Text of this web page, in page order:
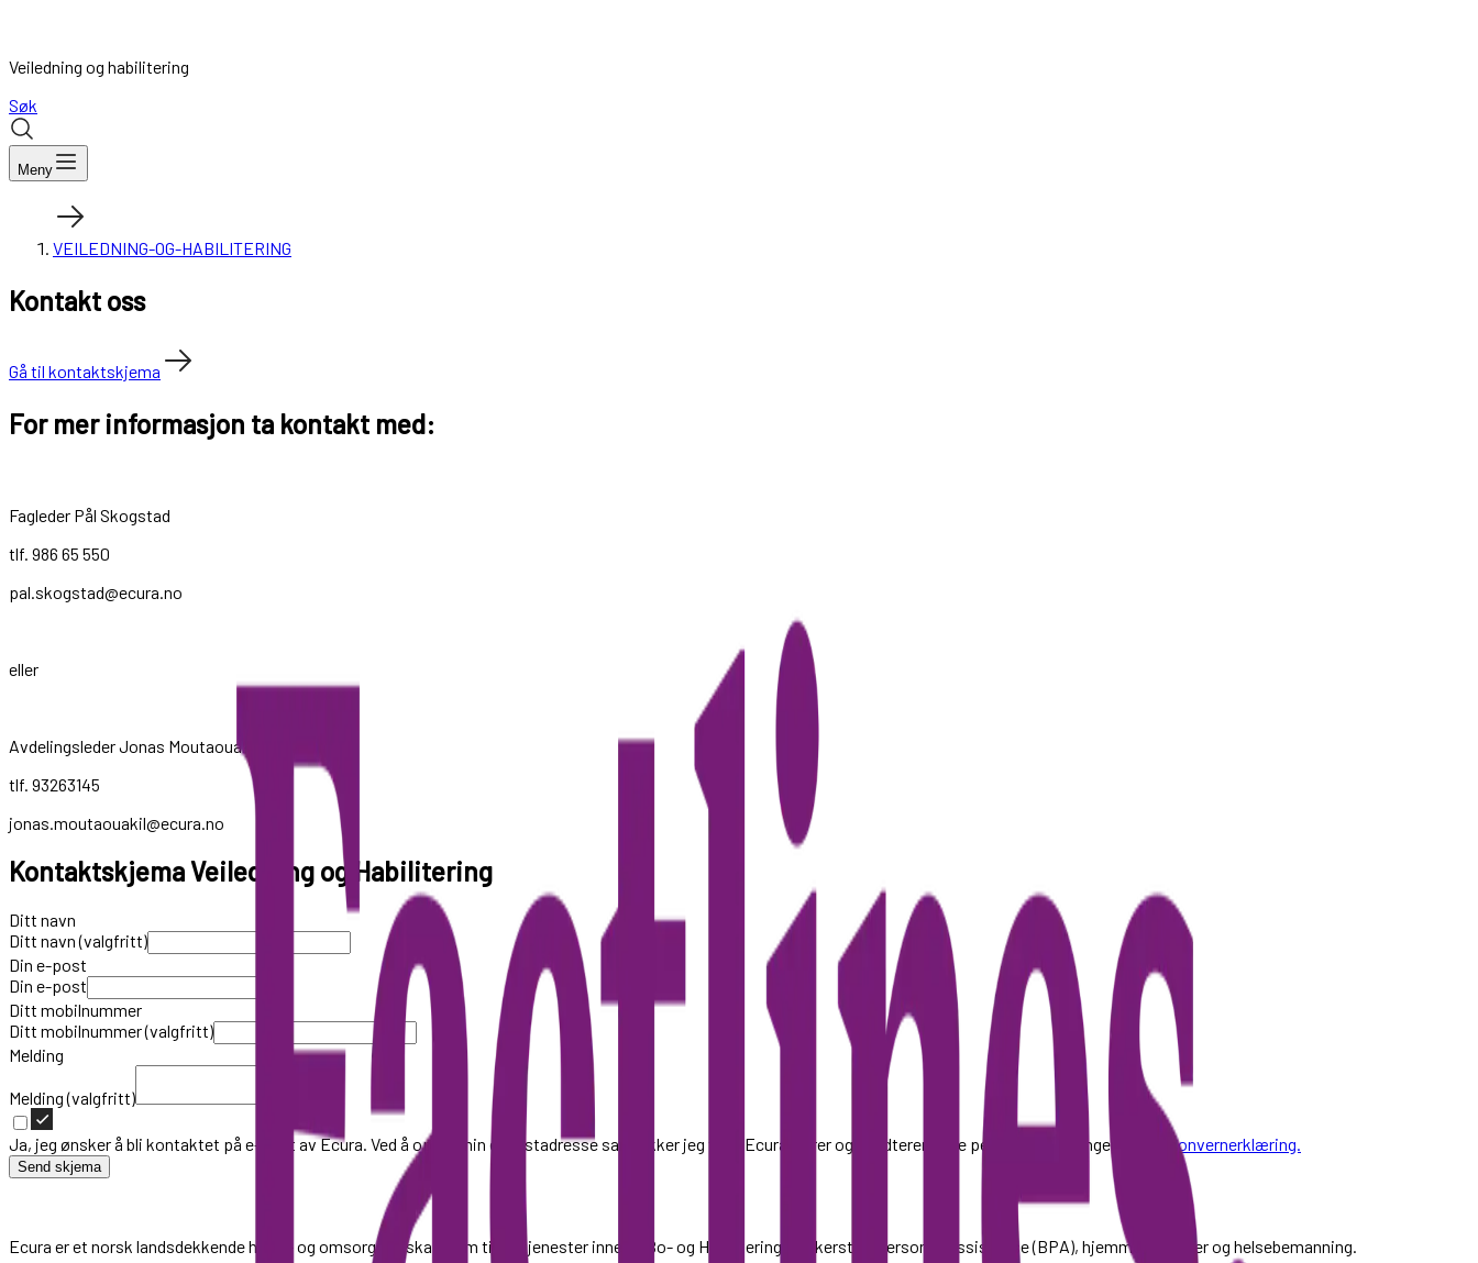
Veiledning og habilitering
Søk
Meny
VEILEDNING-OG-HABILITERING
Kontakt oss
Gå til kontaktskjema
For mer informasjon ta kontakt med:
Fagleder Pål Skogstad
tlf. 986 65 550
pal.skogstad@ecura.no
eller
Avdelingsleder Jonas Moutaouakil
tlf. 93263145
jonas.moutaouakil@ecura.no
Kontaktskjema Veiledning og Habilitering
Ditt navn
Ditt navn (valgfritt)
Din e-post
Din e-post
Ditt mobilnummer
Ditt mobilnummer (valgfritt)
Melding
Melding (valgfritt)
Ja, jeg ønsker å bli kontaktet på e-post av Ecura. Ved å oppgi min e-postadresse samtykker jeg til at Ecura lagrer og håndterer mine personopplysninger. Se personvernerklæring.
Send skjema
Ecura er et norsk landsdekkende helse- og omsorgsselskap som tilbyr tjenester innen Bo- og Habilitering, Brukerstyrt personlig assistanse (BPA), hjemmetjenester og helsebemanning.